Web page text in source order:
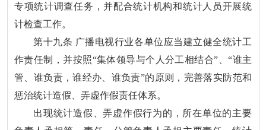
专项统计调查任务，并配合统计机构和统计人员开展统
计检查工作。
第十九条 广播电视行业各单位应当建立健全统计工
作责任制，并按照“集体领导与个人分工相结合”、“谁主
管、谁负责，谁经办、谁负责”的原则，完善落实防范和
惩治统计造假、弄虚作假责任体系。
出现统计造假、弄虚作假行为的，所在单位的主要